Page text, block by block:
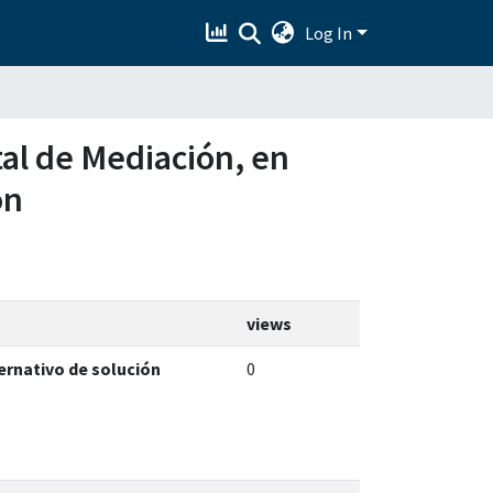
Log In
de Mediación, en
views
de solución 0